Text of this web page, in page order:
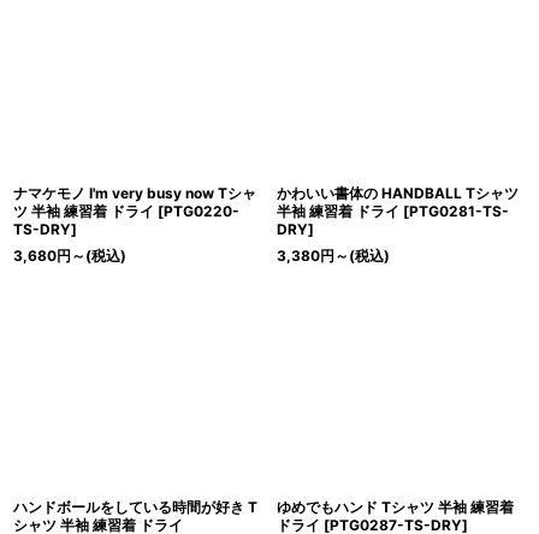
ナマケモノ I'm very busy now Tシャ
ツ 半袖 練習着 ドライ [PTG0220-
TS-DRY]
3,680円 ～ (税込)
かわいい書体の HANDBALL Tシャツ
半袖 練習着 ドライ [PTG0281-TS-
DRY]
3,380円 ～ (税込)
ハンドボールをしている時間が好き T
シャツ 半袖 練習着 ドライ
ゆめでもハンド Tシャツ 半袖 練習着
ドライ [PTG0287-TS-DRY]